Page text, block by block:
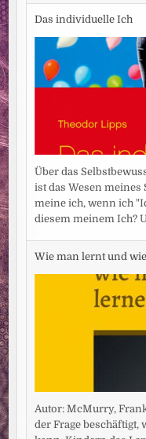
Das individuelle Ich
Über das
ist das Wesen meines
meine ich, wenn ich
diesem meinem Ich?
Wie man lernt und
Autor: McMurry,
der Frage